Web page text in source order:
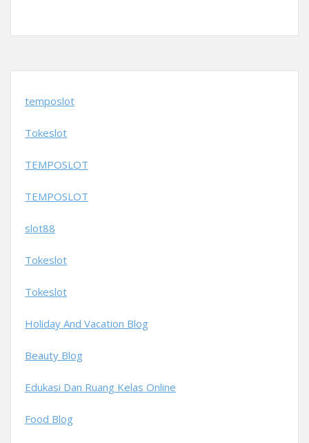
temposlot
Tokeslot
TEMPOSLOT
TEMPOSLOT
slot88
Tokeslot
Tokeslot
Holiday And Vacation Blog
Beauty Blog
Edukasi Dan Ruang Kelas Online
Food Blog